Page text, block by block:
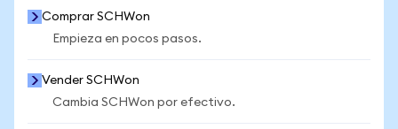
Comprar SCHWon
Empieza en pocos pasos.
Vender SCHWon
Cambia SCHWon por efectivo.